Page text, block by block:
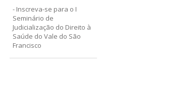
Inscreva-se para o I
Seminário de
Judicialização do Direito à
Saúde do Vale do São
Francisco